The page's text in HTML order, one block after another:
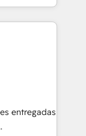
in CRM
sales
With
companies
to
of
Would
entregadas